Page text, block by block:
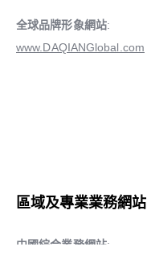
全球品牌形象網站:
www.DAQIANGlobal.com
區域及專業業務網站
中國綜合業務網站: